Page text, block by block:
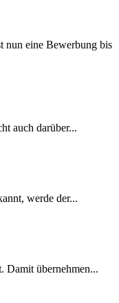
nun eine Bewerbung bis
auch darüber...
werde der...
Damit übernehmen...